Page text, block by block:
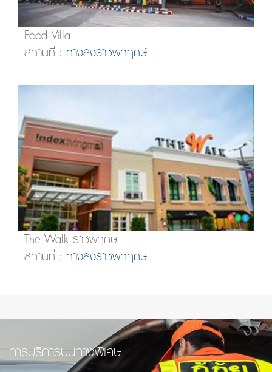
Food Villa
สถานที่ : ทางลงราชพกฤกษ์
The Walk ราชพฤกษ์
สถานที่ : ทางลงราชพกฤกษ์
การบริการบนทางพิเศษ